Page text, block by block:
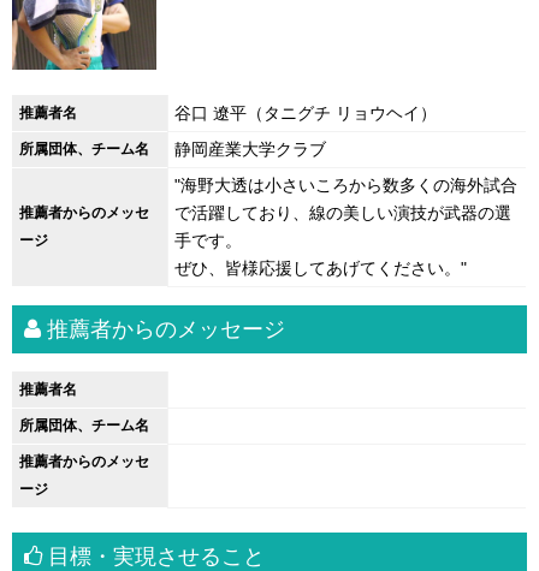
推薦者名 谷口 遼平（タニグチ リョウヘイ）
所属団体、チーム名 静岡産業大学クラブ
推薦者からのメッセ
ージ
"海野大透は小さいころから数多くの海外試合
で活躍しており、線の美しい演技が武器の選
手です。
ぜひ、皆様応援してあげてください。"
推薦者からのメッセージ
推薦者名
所属団体、チーム名
推薦者からのメッセ
ージ
目標・実現させること